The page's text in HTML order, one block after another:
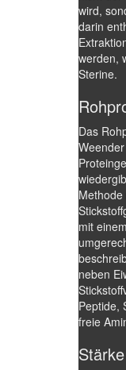
wird,
darin
werden,
Sterine.
Das
mit
neben
Peptide,
freie
Stärke